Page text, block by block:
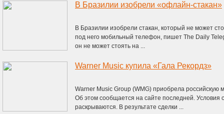
В Бразилии изобрели «офлайн-стакан»
В Бразилии изобрели стакан, который не может
под него мобильный телефон, пишет The Daily
он не может стоять на ...
Warner Music купила «Гала Рекордз»
Warner Music Group (WMG) приобрела российскую
Об этом сообщается на сайте последней. Условия
раскрываются. В результате сделки ...